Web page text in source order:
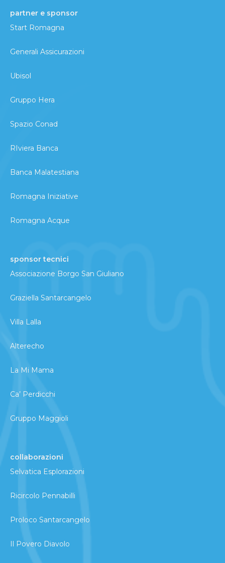
partner e sponsor
Start Romagna
Generali Assicurazioni
Ubisol
Gruppo Hera
Spazio Conad
RIviera Banca
Banca Malatestiana
Romagna Iniziative
Romagna Acque
sponsor tecnici
Associazione Borgo San Giuliano
Graziella Santarcangelo
Villa Lalla
Alterecho
La Mi Mama
Ca’ Perdicchi
Gruppo Maggioli
collaborazioni
Selvatica Esplorazioni
Ricircolo Pennabilli
Proloco Santarcangelo
Il Povero Diavolo